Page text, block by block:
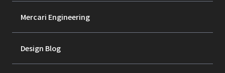
Mercari Engineering
Design Blog